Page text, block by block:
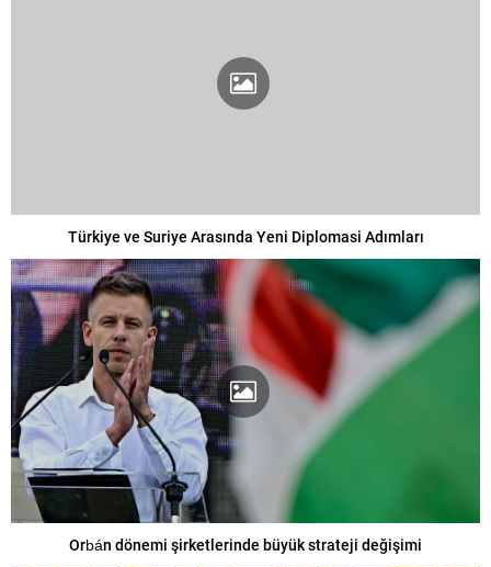
Türkiye ve Suriye Arasında Yeni Diplomasi Adımları
Orbán dönemi şirketlerinde büyük strateji değişimi